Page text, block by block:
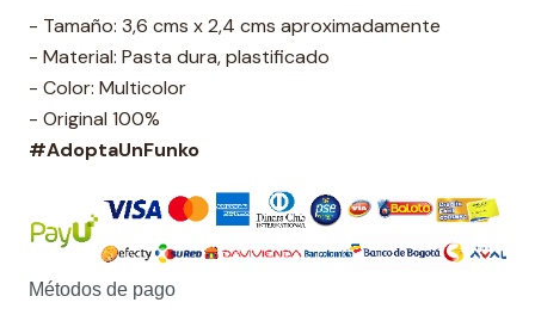
- Tamaño: 3,6 cms x 2,4 cms aproximadamente
- Material: Pasta dura, plastificado
- Color: Multicolor
- Original 100%
#AdoptaUnFunko
Métodos de pago